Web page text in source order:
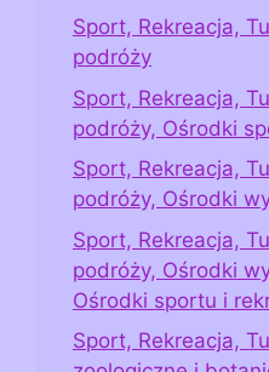
Sport, Rekreacja,
podróży
Sport, Rekreacja,
podróży, Ośrodki
Sport, Rekreacja,
podróży, Ośrodki
Sport, Rekreacja,
podróży, Ośrodki
Ośrodki sportu i
Sport, Rekreacja,